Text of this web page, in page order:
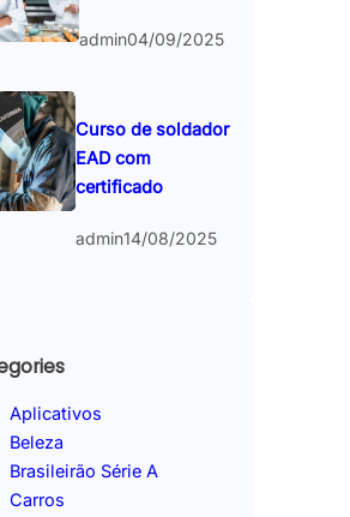
admin04/09/2025
Curso de soldador
EAD com
certificado
admin14/08/2025
Aplicativos
Beleza
Brasileirão Série A
Carros